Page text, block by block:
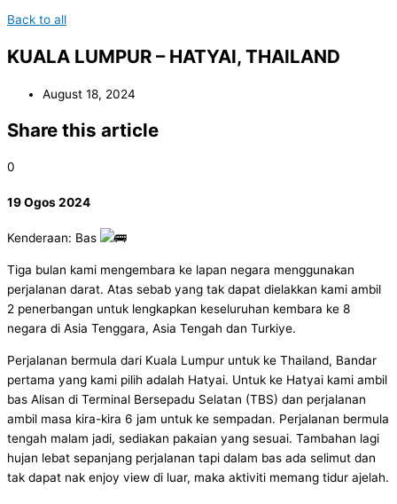
Back to all
KUALA LUMPUR – HATYAI, THAILAND
August 18, 2024
Share this article
0
19 Ogos 2024
Kenderaan: Bas
Tiga bulan kami mengembara ke lapan negara menggunakan
perjalanan darat. Atas sebab yang tak dapat dielakkan kami ambil
2 penerbangan untuk lengkapkan keseluruhan kembara ke 8
negara di Asia Tenggara, Asia Tengah dan Turkiye.
Perjalanan bermula dari Kuala Lumpur untuk ke Thailand, Bandar
pertama yang kami pilih adalah Hatyai. Untuk ke Hatyai kami ambil
bas Alisan di Terminal Bersepadu Selatan (TBS) dan perjalanan
ambil masa kira-kira 6 jam untuk ke sempadan. Perjalanan bermula
tengah malam jadi, sediakan pakaian yang sesuai. Tambahan lagi
hujan lebat sepanjang perjalanan tapi dalam bas ada selimut dan
tak dapat nak enjoy view di luar, maka aktiviti memang tidur ajelah.